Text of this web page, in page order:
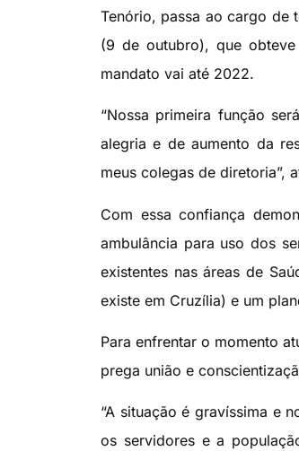
Tenório, passa ao cargo de
(9 de outubro), que
mandato vai até 2022.
“Nossa primeira função
alegria e de aumento da
meus colegas de diretoria”,
Com essa confiança
ambulância para uso dos
existentes nas áreas de
existe em Cruzília) e um
Para enfrentar o momento
prega união e
“A situação é gravíssima e
os servidores e a